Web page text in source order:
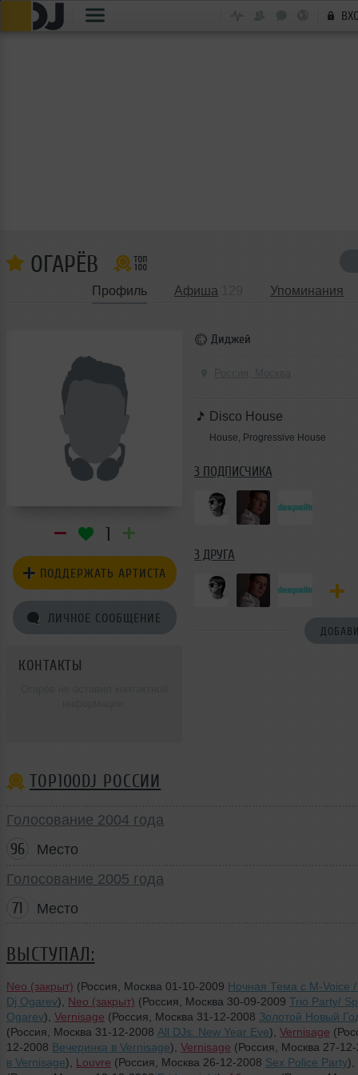
ОГАРЁВ
Профиль Афиша Упоминания
1
ПОДДЕРЖАТЬ АРТИСТА
ЛИЧНОЕ СООБЩЕНИЕ
КОНТАКТЫ
Диджей
Disco House
House, Progressive House
3 ПОДПИСЧИКА
3 ДРУГА
TOP100DJ РОССИИ
Голосование 2004 года
96
Место
Голосование 2005 года
71 Место
ВЫСТУПАЛ:
Neo (закрыт) (Россия, Москва 01-10-2009 Ночная Тема с M-Voice
Dj Ogarev), Neo (закрыт) (Россия, Москва 30-09-2009 Trio Party/
Ogarev), Vernisage (Россия, Москва 31-12-2008 Золотой Новый
(Россия, Москва 31-12-2008 All DJs: New Year Eve), Vernisage
12-2008 Вечеринка в Vernisage), Vernisage (Россия, Москва 27-
в Vernisage), Louvre (Россия, Москва 26-12-2008 Sex Police Party),